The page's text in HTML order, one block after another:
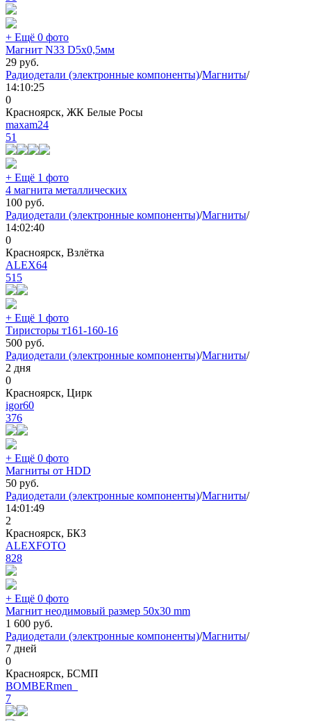
+ Ещё 0 фото
Магнит N33 D5x0,5мм
29 руб.
Радиодетали (электронные компоненты)/Магниты/
14:10:25
0
Красноярск, ЖК Белые Росы
maxam24
51
+ Ещё 1 фото
4 магнита металлических
100 руб.
Радиодетали (электронные компоненты)/Магниты/
14:02:40
0
Красноярск, Взлётка
ALEX64
515
+ Ещё 1 фото
Тиристоры т161-160-16
500 руб.
Радиодетали (электронные компоненты)/Магниты/
2 дня
0
Красноярск, Цирк
igor60
376
+ Ещё 0 фото
Магниты от HDD
50 руб.
Радиодетали (электронные компоненты)/Магниты/
14:01:49
2
Красноярск, БКЗ
ALEXFOTO
828
+ Ещё 0 фото
Магнит неодимовый размер 50х30 mm
1 600 руб.
Радиодетали (электронные компоненты)/Магниты/
7 дней
0
Красноярск, БСМП
BOMBERmen_
7